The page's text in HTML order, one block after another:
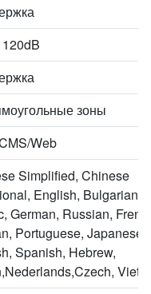
зоны
Web
Simplified, Chinese
English, Bulgarian,
German, Russian,
Portuguese, Japanese,
Spanish, Hebrew,